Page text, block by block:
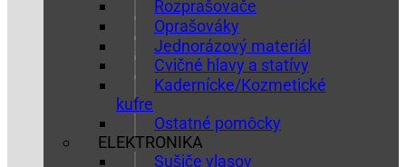
Rozprašovače
Oprašováky
Jednorázový materiál
Cvičné hlavy a statívy
Kadernícke/Kozmetické
kufre
Ostatné pomôcky
ELEKTRONIKA
Sušiče vlasov